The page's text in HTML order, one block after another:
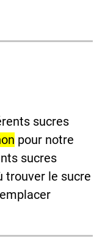
sucres
pour notre
sucres
trouver le sucre